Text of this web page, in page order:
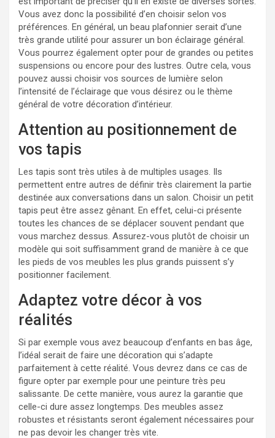
Vous avez donc la possibilité d’en choisir selon vos
préférences. En général, un beau plafonnier serait d’une
très grande utilité pour assurer un bon éclairage général.
Vous pourrez également opter pour de grandes ou petites
suspensions ou encore pour des lustres. Outre cela, vous
pouvez aussi choisir vos sources de lumière selon
l’intensité de l’éclairage que vous désirez ou le thème
général de votre décoration d’intérieur.
Attention au positionnement de
vos tapis
Les tapis sont très utiles à de multiples usages. Ils
permettent entre autres de définir très clairement la partie
destinée aux conversations dans un salon. Choisir un petit
tapis peut être assez gênant. En effet, celui-ci présente
toutes les chances de se déplacer souvent pendant que
vous marchez dessus. Assurez-vous plutôt de choisir un
modèle qui soit suffisamment grand de manière à ce que
les pieds de vos meubles les plus grands puissent s’y
positionner facilement.
Adaptez votre décor à vos
réalités
Si par exemple vous avez beaucoup d’enfants en bas âge,
l’idéal serait de faire une décoration qui s’adapte
parfaitement à cette réalité. Vous devrez dans ce cas de
figure opter par exemple pour une peinture très peu
salissante. De cette manière, vous aurez la garantie que
celle-ci dure assez longtemps. Des meubles assez
robustes et résistants seront également nécessaires pour
ne pas devoir les changer très vite.